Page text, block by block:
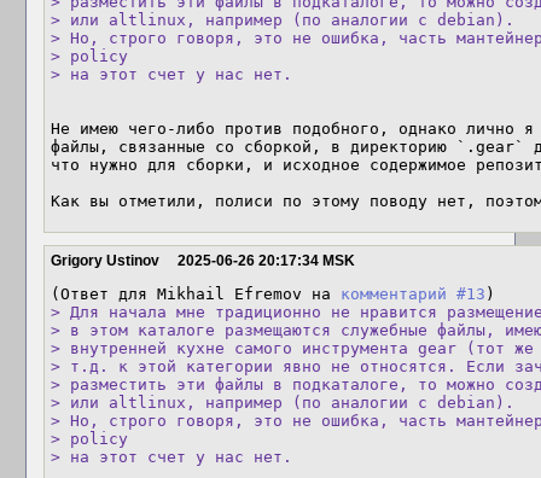
> или altlinux, например (по аналогии с debian).
> Но, строго говоря, это не ошибка, часть
> policy
> на этот счет у нас нет.
Не имею чего-либо против подобного, однако лично
файлы, связанные со сборкой, в директорию `.gear`
что нужно для сборки, и исходное содержимое
Как вы отметили, полиси по этому поводу нет,
Grigory Ustinov 2025-06-26 20:17:34 MSK
(Ответ для Mikhail Efremov на комментарий #13
> Для начала мне традиционно не нравится
> в этом каталоге размещаются служебные файлы,
> внутренней кухне самого инструмента gear (тот
> т.д. к этой категории явно не относятся. Если
> разместить эти файлы в подкаталоге, то можно
> или altlinux, например (по аналогии с debian).
> Но, строго говоря, это не ошибка, часть
> policy
> на этот счет у нас нет.